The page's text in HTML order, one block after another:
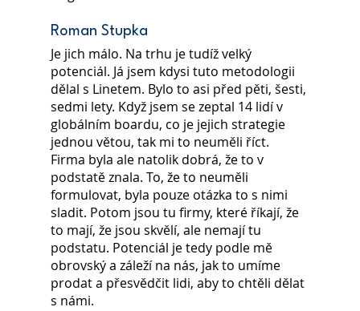
Roman Stupka
Je jich málo. Na trhu je tudíž velký
potenciál. Já jsem kdysi tuto metodologii
dělal s Linetem. Bylo to asi před pěti, šesti,
sedmi lety. Když jsem se zeptal 14 lidí v
globálním boardu, co je jejich strategie
jednou větou, tak mi to neuměli říct.
Firma byla ale natolik dobrá, že to v
podstatě znala. To, že to neuměli
formulovat, byla pouze otázka to s nimi
sladit. Potom jsou tu firmy, které říkají, že
to mají, že jsou skvělí, ale nemají tu
podstatu. Potenciál je tedy podle mě
obrovský a záleží na nás, jak to umíme
prodat a přesvědčit lidi, aby to chtěli dělat
s námi.